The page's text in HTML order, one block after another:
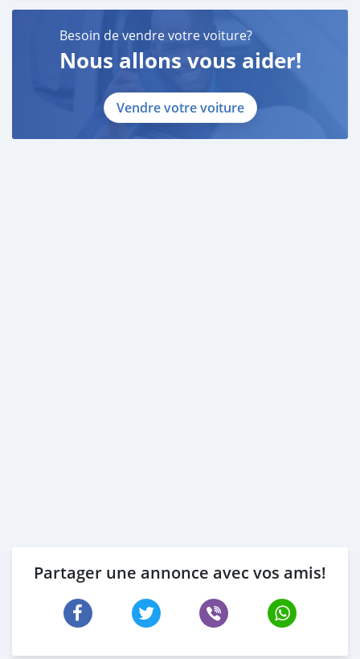
Besoin de vendre votre voiture?
Nous allons vous aider!
Vendre votre voiture
Partager une annonce avec vos amis!